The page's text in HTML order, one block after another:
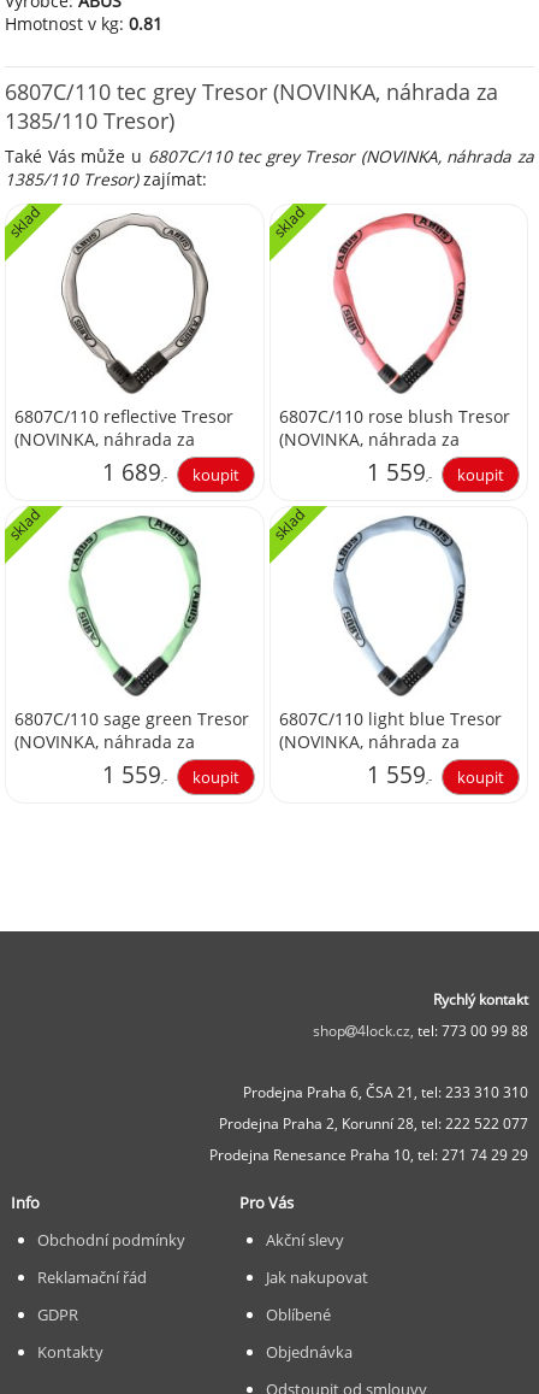
Hmotnost v kg:0.81
6807C/110 tec grey Tresor (NOVINKA, náhrada za
1385/110 Tresor)
Také Vás může u 6807C/110 tec grey Tresor (NOVINKA, náhrada za
1385/110 Tresor)zajímat:
6807C/110 reflective Tresor
(NOVINKA, náhrada za
1385/110 Tresor)
sklad
1 689,-
1 395,87
6807C/110 rose blush Tresor
(NOVINKA, náhrada za
1385/110 Tresor)
sklad
1 559 ,-
1 288,43
6807C/110 sage green Tresor
(NOVINKA, náhrada za
1385/110 Tresor)
sklad
1 559,-
6807C/110 light blue Tresor
(NOVINKA, náhrada za
1385/110 Tresor)
sklad
1 559,-
Rychlý kontakt
shop
4lock.cz, tel: 773 00 99 88
Prodejna Praha 6, ČSA 21, tel: 233 310 310
Prodejna Praha 2, Korunní 28, tel: 222 522 077
Prodejna Renesance Praha 10, tel: 271 74 29 29
Info
Obchodní podmínky
Reklamační řád
GDPR
Kontakty
Pro Vás
Akční slevy
Jak nakupovat
Oblíbené
Objednávka